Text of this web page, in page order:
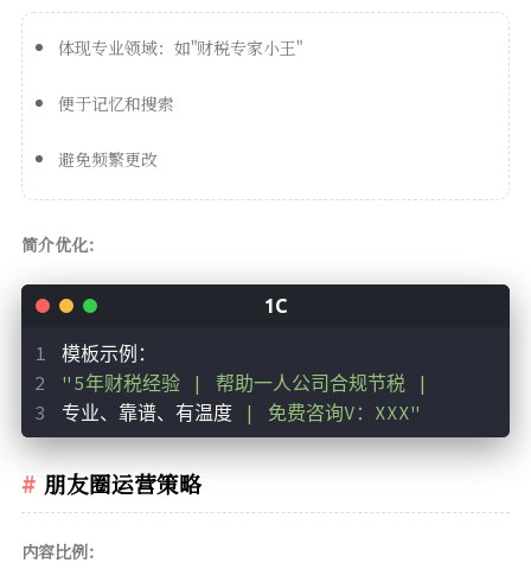
体现专业领域：如"财税专家小王"
便于记忆和搜索
避免频繁更改
简介优化：
模板示例：
"5年财税经验 | 帮助一人公司合规节税 |
专业、靠谱、有温度
| 免费咨询V：XXX"
朋友圈运营策略
内容比例：